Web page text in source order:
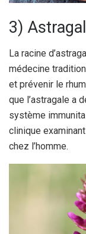
3)
La racine
médecine
et prévenir le
que l’astragale a
système
clinique
chez l’homme.